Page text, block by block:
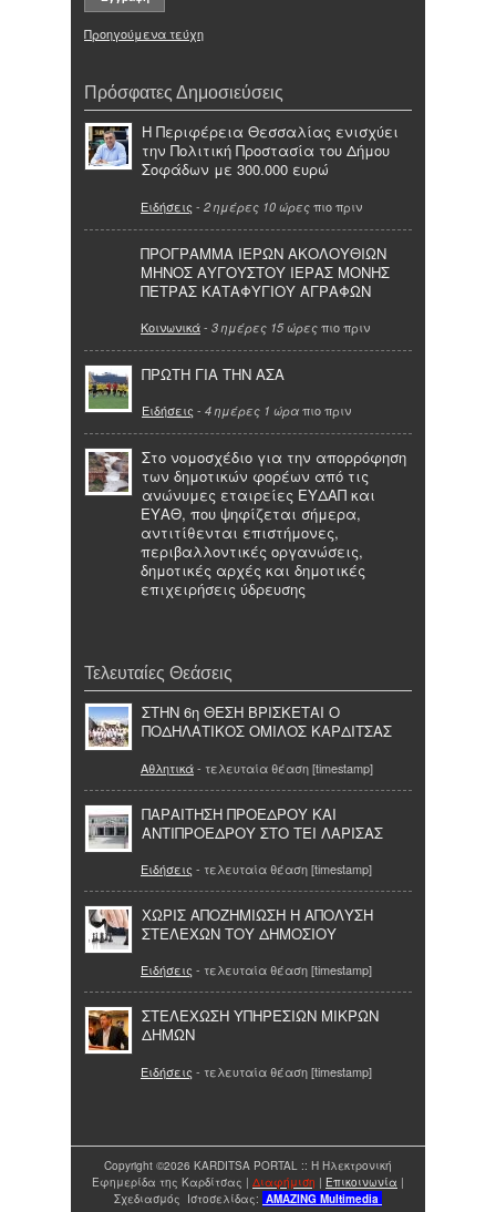
Προηγούμενα τεύχη
Πρόσφατες Δημοσιεύσεις
Η Περιφέρεια Θεσσαλίας ενισχύει
την Πολιτική Προστασία του Δήμου
Σοφάδων με 300.000 ευρώ
Ειδήσεις - 2 ημέρες 10 ώρες πιο πριν
ΠΡΟΓΡΑΜΜΑ ΙΕΡΩΝ ΑΚΟΛΟΥΘΙΩΝ
ΜΗΝΟΣ ΑΥΓΟΥΣΤΟΥ ΙΕΡΑΣ ΜΟΝΗΣ
ΠΕΤΡΑΣ ΚΑΤΑΦΥΓΙΟΥ ΑΓΡΑΦΩΝ
Κοινωνικά- 3 ημέρες 15 ώρες πιο πριν
ΠΡΩΤΗ ΓΙΑ ΤΗΝ ΑΣΑ
Ειδήσεις - 4 ημέρες 1 ώρα πιο πριν
Στο νομοσχέδιο για την απορρόφηση
των δημοτικών φορέων από τις
ανώνυμες εταιρείες ΕΥΔΑΠ και
ΕΥΑΘ, που ψηφίζεται σήμερα,
αντιτίθενται επιστήμονες,
περιβαλλοντικές οργανώσεις,
δημοτικές αρχές και δημοτικές
επιχειρήσεις ύδρευσης
Τελευταίες Θεάσεις
ΣΤΗΝ 6η ΘΕΣΗ ΒΡΙΣΚΕΤΑΙ Ο
ΠΟΔΗΛΑΤΙΚΟΣ ΟΜΙΛΟΣ ΚΑΡΔΙΤΣΑΣ
Αθλητικά- τελευταία θέαση [timestamp]
ΠΑΡΑΙΤΗΣΗ ΠΡΟΕΔΡΟΥ ΚΑΙ
ΑΝΤΙΠΡΟΕΔΡΟΥ ΣΤΟ ΤΕΙ ΛΑΡΙΣΑΣ
Ειδήσεις - τελευταία θέαση [timestamp]
ΧΩΡΙΣ ΑΠΟΖΗΜΙΩΣΗ Η ΑΠΟΛΥΣΗ
ΣΤΕΛΕΧΩΝ ΤΟΥ ΔΗΜΟΣΙΟΥ
Ειδήσεις - τελευταία θέαση [timestamp]
ΣΤΕΛΕΧΩΣΗ ΥΠΗΡΕΣΙΩΝ ΜΙΚΡΩΝ
ΔΗΜΩΝ
Ειδήσεις - τελευταία θέαση [timestamp]
Copyright ©2026 KARDITSA PORTAL :: Η Ηλεκτρονική
Εφημερίδα της Καρδίτσας | Διαφήμιση | Επικοινωνία |
Σχεδιασμός Ιστοσελίδας: AMAZING Multimedia